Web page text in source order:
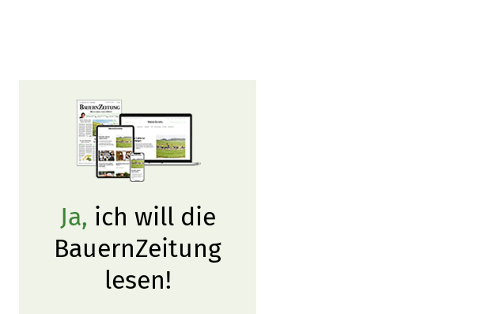
Ja, ich will die
BauernZeitung
lesen!